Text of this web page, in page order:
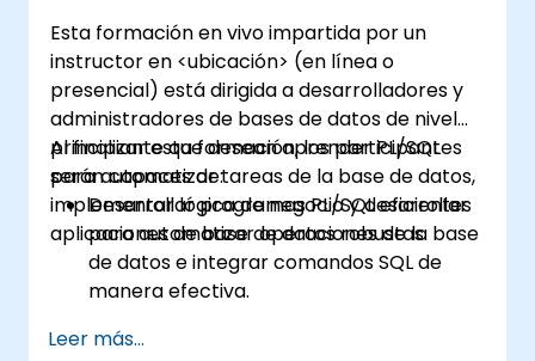
procesamiento en lote y manejo de
errores.
Aprender a depurar y gestionar
programas PL/SQL de manera efectiva.
Esta formación en vivo impartida por un
instructor en <ubicación> (en línea o
presencial) está dirigida a desarrolladores y
administradores de bases de datos de nivel
principiante que desean aprender PL/SQL
para automatizar tareas de la base de datos,
implementar lógica de negocio y desarrollar
aplicaciones de base de datos robustas.
Al finalizar esta formación, los participantes
serán capaces de:
Desarrollar programas PL/SQL eficientes
para automatizar operaciones de la base
de datos e integrar comandos SQL de
manera efectiva.
como procedimientos, funciones,
Leer más...